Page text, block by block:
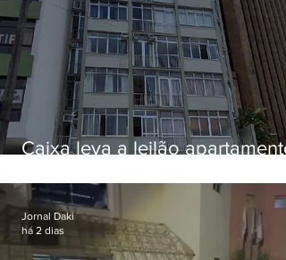
Caixa leva a leilão apartamento
Botafogo
Jornal Daki
há 2 dias